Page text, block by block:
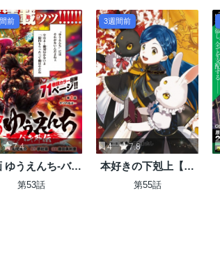
前
7.4
ゆうえんち-バキ
外伝
第53話
3週間前
4 7.8
本好きの下剋上【第
四部】
第55話